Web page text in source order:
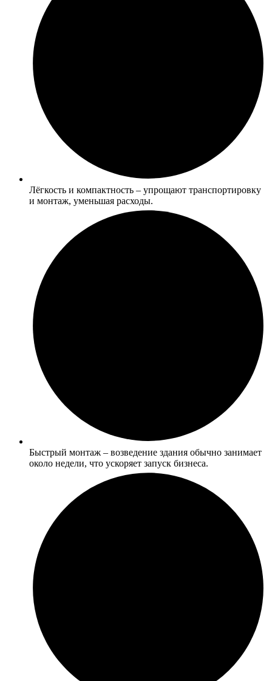
Лёгкость и компактность – упрощают транспортировку
и монтаж, уменьшая расходы.
Быстрый монтаж – возведение здания обычно занимает
около недели, что ускоряет запуск бизнеса.